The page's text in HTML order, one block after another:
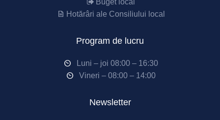
Buget local
Hotărâri ale Consiliului local
Program de lucru
Luni – joi 08:00 – 16:30
Vineri – 08:00 – 14:00
Newsletter